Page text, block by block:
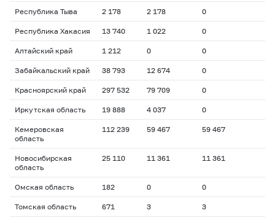
Республика Тыва 2 178 2 178 0
Республика Хакасия 13 740 1 022 0
Алтайский край 1 212 0 0
Забайкальский край 38 793 12 674 0
Красноярский край 297 532 79 709 0
Иркутская область 19 888 4 037 0
Кемеровская
область
112 239 59 467 59 467
Новосибирская
область
25 110 11 361 11 361
Омская область 182 0 0
Томская область 671 3 3